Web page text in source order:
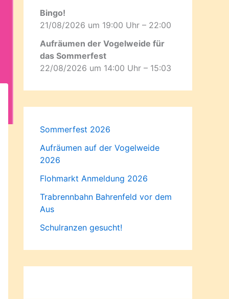
Bingo!
21/08/2026 um 19:00 Uhr – 22:00
Aufräumen der Vogelweide für
das Sommerfest
22/08/2026 um 14:00 Uhr – 15:03
Sommerfest 2026
Aufräumen auf der Vogelweide
2026
Flohmarkt Anmeldung 2026
Trabrennbahn Bahrenfeld vor dem
Aus
Schulranzen gesucht!